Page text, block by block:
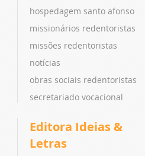
hospedagem santo afonso
missionários redentoristas
missões redentoristas
notícias
obras sociais redentoristas
secretariado vocacional
Editora Ideias &
Letras